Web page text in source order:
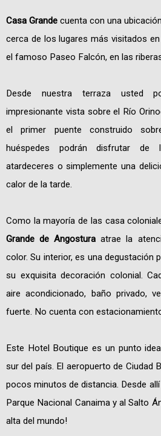
Casa Grande cuenta con una
cerca de los lugares más visitados
el famoso Paseo Falcón, en las
Desde nuestra terraza usted
impresionante vista sobre el Río
el primer puente construido
huéspedes podrán disfrutar de
atardeceres o simplemente una
calor de la tarde.
Como la mayoría de las casa
Grande de Angostura atrae la
color. Su interior, es una degustación
su exquisita decoración colonial.
aire acondicionado, baño privado,
fuerte. No cuenta con
Este Hotel Boutique es un punto
sur del país. El aeropuerto de Ciudad
pocos minutos de distancia. Desde
Parque Nacional Canaima y al Salto
alta del mundo!